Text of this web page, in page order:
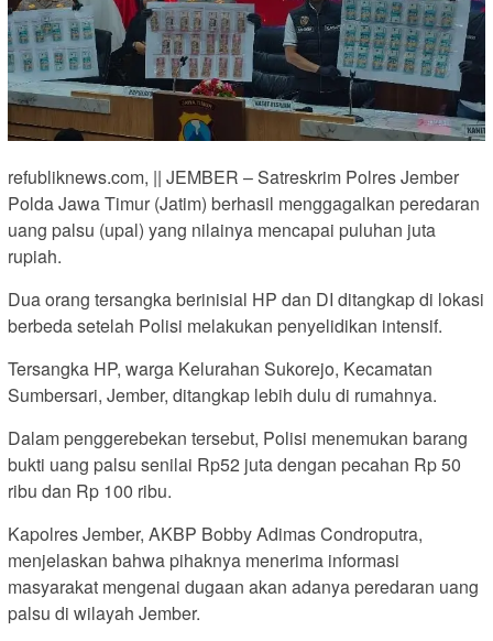
refubliknews.com, || JEMBER – Satreskrim Polres Jember
Polda Jawa Timur (Jatim) berhasil menggagalkan peredaran
uang palsu (upal) yang nilainya mencapai puluhan juta
rupiah.
Dua orang tersangka berinisial HP dan DI ditangkap di lokasi
berbeda setelah Polisi melakukan penyelidikan intensif.
Tersangka HP, warga Kelurahan Sukorejo, Kecamatan
Sumbersari, Jember, ditangkap lebih dulu di rumahnya.
Dalam penggerebekan tersebut, Polisi menemukan barang
bukti uang palsu senilai Rp52 juta dengan pecahan Rp 50
ribu dan Rp 100 ribu.
Kapolres Jember, AKBP Bobby Adimas Condroputra,
menjelaskan bahwa pihaknya menerima informasi
masyarakat mengenai dugaan akan adanya peredaran uang
palsu di wilayah Jember.